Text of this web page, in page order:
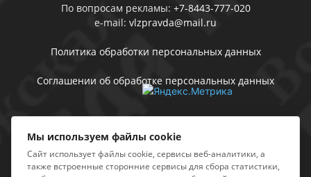
По вопросам рекламы: +7-8443-777-020
e-mail: vlzpravda@mail.ru
Политика обработки персональных данных
Соглашении об обработке персональных данных
Присоединяйтесь
Мы используем файлы cookie
Сайт использует файлы cookie, сервисы веб-аналитики, а
также встроенные сторонние сервисы для сбора статистики,